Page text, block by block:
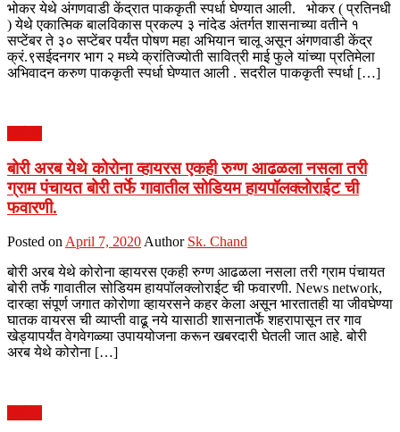
भोकर येथे अंगणवाडी केंद्रात पाककृती स्पर्धा घेण्यात आली. भोकर ( प्रतिनधी
) येथे एकात्मिक बालविकास प्रकल्प ३ नांदेड अंतर्गत शासनाच्या वतीने १
सप्टेंबर ते ३० सप्टेंबर पर्यंत पोषण महा अभियान चालू असून अंगणवाडी केंद्र
क्रं.९सईदनगर भाग २ मध्ये क्रांतिज्योती सावित्री माई फुले यांच्या प्रतिमेला
अभिवादन करुण पाककृती स्पर्धा घेण्यात आली . सदरील पाककृती स्पर्धा […]
बोरी अरब येथे कोरोना व्हायरस एकही रुग्ण आढळला नसला तरी
ग्राम पंचायत बोरी तर्फे गावातील सोडियम हायपॉलक्लोराईट ची
फवारणी.
Posted onApril 7, 2020Author Sk. Chand
बोरी अरब येथे कोरोना व्हायरस एकही रुग्ण आढळला नसला तरी ग्राम पंचायत
बोरी तर्फे गावातील सोडियम हायपॉलक्लोराईट ची फवारणी. News network,
दारव्हा संपूर्ण जगात कोरोणा व्हायरसने कहर केला असून भारतातही या जीवघेण्या
घातक वायरस ची व्याप्ती वाढू नये यासाठी शासनातर्फे शहरापासून तर गाव
खेड्यापर्यंत वेगवेगळ्या उपाययोजना करून खबरदारी घेतली जात आहे. बोरी
अरब येथे कोरोना […]